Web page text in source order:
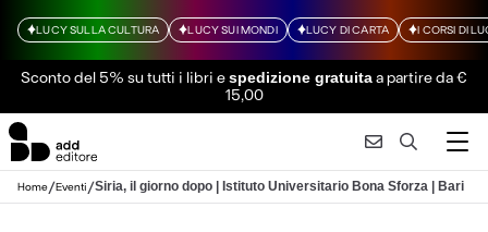
LUCY SULLA CULTURA LUCY SUI MONDI LUCY DI CARTA I CORSI DI
Sconto del 5% su tutti i libri espedizione gratuitaa partire da €
15,00
Home/Eventi/Siria, il giorno dopo | Istituto Universitario Bona Sforza | Bari